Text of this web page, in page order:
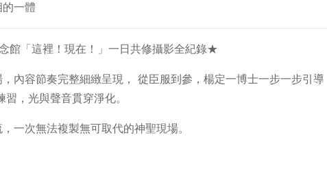
一體
「這裡！現在！」一日共修攝影全紀錄★
內容節奏完整細緻呈現， 從臣服到參，楊定一博士一步一步引
，光與聲音貫穿淨化。
一次無法複製無可取代的神聖現場。